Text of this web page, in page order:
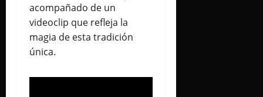
acompañado de un
videoclip que refleja la
magia de esta tradición
única.